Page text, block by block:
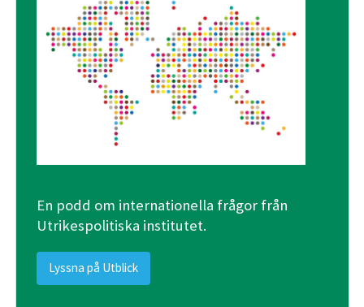
En podd om internationella frågor från
Utrikespolitiska institutet.
Lyssna på Utblick